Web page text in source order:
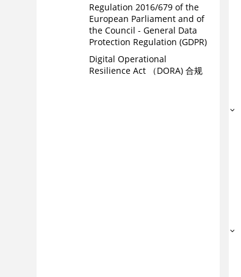
Regulation 2016/679 of the
European Parliament and of
the Council - General Data
Protection Regulation (GDPR)
Digital Operational
Resilience Act （DORA) 合规